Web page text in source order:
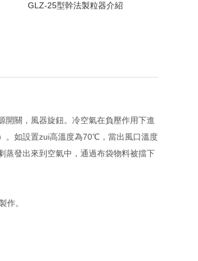
GLZ-25型幹法製粒器介紹
關，風器旋鈕。冷空氣在負壓作用下進
。如設置zui高溫度為70℃，當出風口溫度
發出來到空氣中，通過布袋物料被擋下
作。